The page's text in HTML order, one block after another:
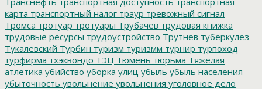
карта транспортный налог траур тревожный сигнал
Тромса тротуар тротуары Трубачев трудовая книжка
трудовые ресурсы трудоустройство Трутнев туберкулез
Тукалевский Турбин туризм туризмм турнир турпоход
турфирма тхэквондо ТЭЦ Тюмень тюрьма Тяжелая
атлетика убийство уборка улиц убыль убыль населения
убыточность увольнение увольнения уголовное дело